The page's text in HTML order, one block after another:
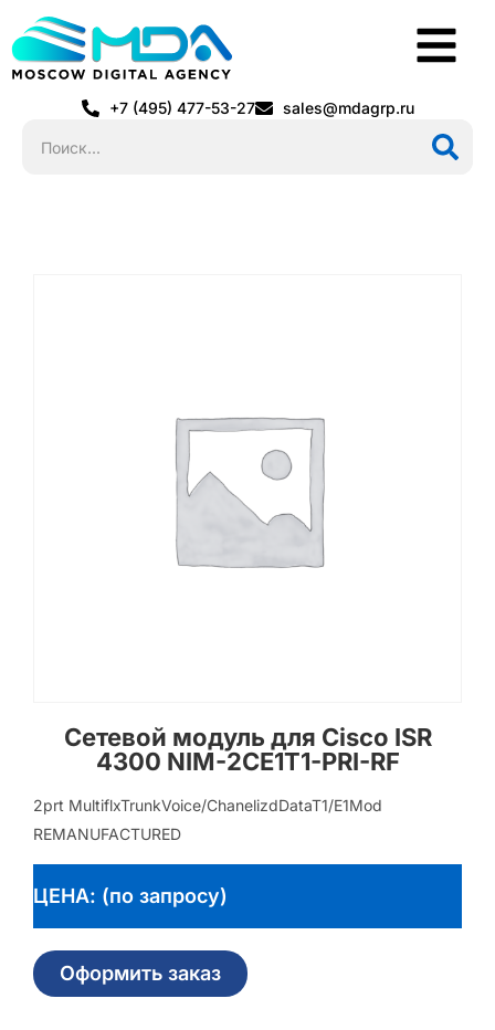
+7 (495) 477-53-27 sales@mdagrp.ru
Сетевой модуль для Cisco ISR
4300 NIM-2CE1T1-PRI-RF
2prt MultiflxTrunkVoice/ChanelizdDataT1/E1Mod
REMANUFACTURED
ЦЕНА: (по запросу)
Оформить заказ